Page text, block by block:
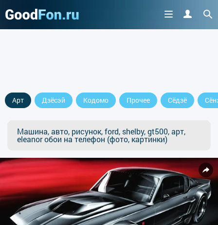
Арт Дзёсэй Кодомо Прочее Сёдзё
Машина, авто, рисунок, ford, shelby, gt500, арт,
eleanor обои на телефон (фото, картинки)